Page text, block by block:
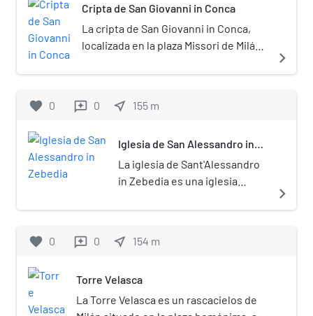
Cripta de San Giovanni in Conca
La cripta de San Giovanni in Conca,
localizada en la plaza Missori de Milán,
antigua basílica paleocristiana de San
evangeliorum, nombre paleocristiano
aparte de toda la cripta, solo se
consevan hoy algunos vestigios en
superficie que datan del siglo XI,
de la época romana imperial entre los
fue reconstruida en la Edad Media en
dedicada a los Evangelistas, de ahí el
nombre paleocristiano basilica
navigate_next
favorite 0 reviews 0 near_me 155 m
Iglesia de San Alessandro in
La iglesia de Sant'Alessandro
in Zebedia es una iglesia
navigate_next
favorite 0 reviews 0 near_me 154 m
Torre Velasca
La Torre Velasca es un rascacielos de